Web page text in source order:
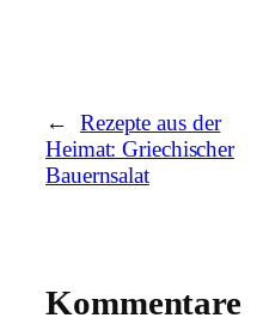
←
Rezepte aus der
Heimat: Griechischer
Bauernsalat
Kommentare